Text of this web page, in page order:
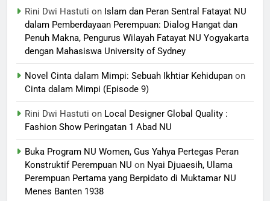
Rini Dwi Hastuti on Islam dan Peran Sentral Fatayat NU
dalam Pemberdayaan Perempuan: Dialog Hangat dan
Penuh Makna, Pengurus Wilayah Fatayat NU Yogyakarta
dengan Mahasiswa University of Sydney
Novel Cinta dalam Mimpi: Sebuah Ikhtiar Kehidupan on
Cinta dalam Mimpi (Episode 9)
Rini Dwi Hastuti on Local Designer Global Quality :
Fashion Show Peringatan 1 Abad NU
Buka Program NU Women, Gus Yahya Pertegas Peran
Konstruktif Perempuan NU on Nyai Djuaesih, Ulama
Perempuan Pertama yang Berpidato di Muktamar NU
Menes Banten 1938